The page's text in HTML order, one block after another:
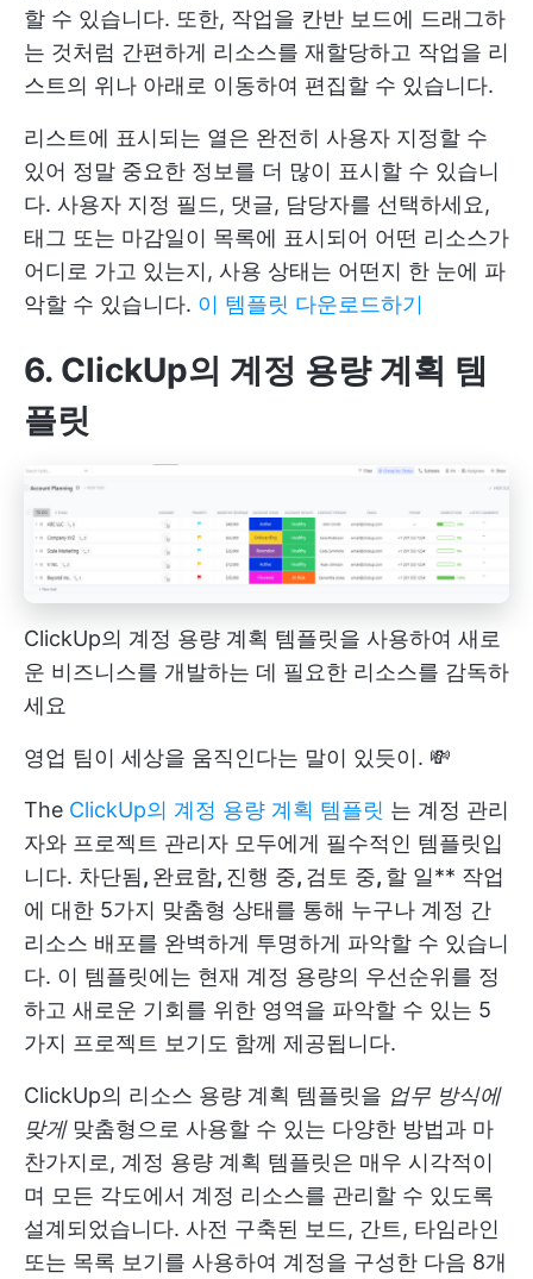
할 수 있습니다. 또한, 작업을 칸반 보드에 드래그하
는 것처럼 간편하게 리소스를 재할당하고 작업을 리
스트의 위나 아래로 이동하여 편집할 수 있습니다.
리스트에 표시되는 열은 완전히 사용자 지정할 수
있어 정말 중요한 정보를 더 많이 표시할 수 있습니
다. 사용자 지정 필드, 댓글, 담당자를 선택하세요,
태그 또는 마감일이 목록에 표시되어 어떤 리소스가
어디로 가고 있는지, 사용 상태는 어떤지 한 눈에 파
악할 수 있습니다. 이 템플릿 다운로드하기
6. ClickUp의 계정 용량 계획 템
플릿
ClickUp의 계정 용량 계획 템플릿을 사용하여 새로
운 비즈니스를 개발하는 데 필요한 리소스를 감독하
세요
영업 팀이 세상을 움직인다는 말이 있듯이. 💸
The ClickUp의 계정 용량 계획 템플릿 는 계정 관리
자와 프로젝트 관리자 모두에게 필수적인 템플릿입
니다. 차단됨, 완료함, 진행 중, 검토 중, 할 일** 작업
에 대한 5가지 맞춤형 상태를 통해 누구나 계정 간
리소스 배포를 완벽하게 투명하게 파악할 수 있습니
다. 이 템플릿에는 현재 계정 용량의 우선순위를 정
하고 새로운 기회를 위한 영역을 파악할 수 있는 5
가지 프로젝트 보기도 함께 제공됩니다.
ClickUp의 리소스 용량 계획 템플릿을 업무 방식에
맞게 맞춤형으로 사용할 수 있는 다양한 방법과 마
찬가지로, 계정 용량 계획 템플릿은 매우 시각적이
며 모든 각도에서 계정 리소스를 관리할 수 있도록
설계되었습니다. 사전 구축된 보드, 간트, 타임라인
또는 목록 보기를 사용하여 계정을 구성한 다음 8개